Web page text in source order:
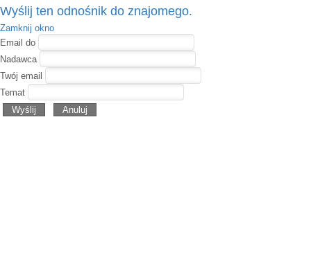
Wyślij ten odnośnik do znajomego.
Zamknij okno
Email do
Nadawca
Twój email
Temat
Wyślij
Anuluj